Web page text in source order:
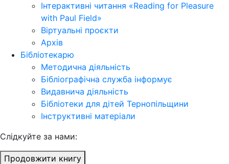
Інтерактивні читання «Reading for Pleasure
with Paul Field»
Віртуальні проєкти
Архів
Бібліотекарю
Методична діяльність
Бібліографічна служба інформує
Видавнича діяльність
Бібліотеки для дітей Тернопільщини
Інструктивні матеріали
Cлідкуйте за нами:
Продовжити книгу